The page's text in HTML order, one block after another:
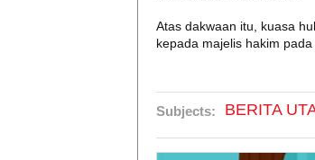
Atas dakwaan itu, kuasa
kepada majelis hakim
Subjects: BERITA